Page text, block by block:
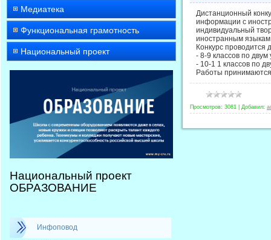
Медиатека
Функциональная грамотность
Национальный проект
Национальный проект
ОБРАЗОВАНИЕ
Инфоповод
Дистанционный
информации с
индивидуальный
иностранным
Конкурс проводится
- 8-9 классов по
- 10-1 1 классов по
Работы
Просмотров: 3081 Добавил: